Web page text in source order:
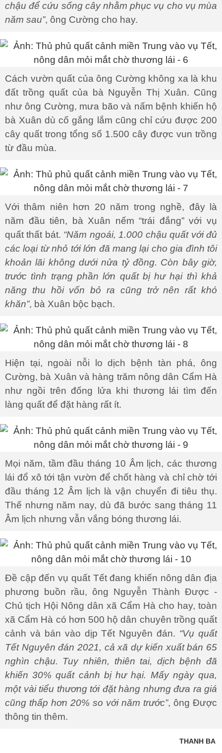
chậu để cứu sống cây nhằm phục vụ cho vụ mùa
năm sau”, ông Cường cho hay.
Cách vườn quất của ông Cường không xa là khu
đất trồng quất của bà Nguyễn Thị Xuân. Cũng
như ông Cường, mưa bão và nấm bệnh khiến hộ
bà Xuân dù cố gắng lắm cũng chỉ cứu được 200
cây quất trong tổng số 1.500 cây được vun trồng
từ đầu mùa.
Với thâm niên hơn 20 năm trong nghề, đây là
năm đầu tiên, bà Xuân nếm “trái đắng” với vụ
quất thất bát. “Năm ngoái, 1.000 chậu quất với đủ
các loại từ nhỏ tới lớn đã mang lại cho gia đình tôi
khoản lãi không dưới nửa tỷ đồng. Còn bây giờ,
trước tình trạng phần lớn quất bị hư hại thì khả
năng thu hồi vốn bỏ ra cũng trở nên rất khó
khăn”, bà Xuân bộc bạch.
Hiện tại, ngoài nỗi lo dịch bệnh tàn phá, ông
Cường, bà Xuân và hàng trăm nông dân Cẩm Hà
như ngồi trên đống lửa khi thương lái tìm đến
làng quất để đặt hàng rất ít.
Mọi năm, tầm đầu tháng 10 Âm lịch, các thương
lái đổ xô tới tận vườn để chốt hàng và chỉ chờ tới
đầu tháng 12 Âm lịch là vận chuyển đi tiêu thụ.
Thế nhưng năm nay, dù đã bước sang tháng 11
Âm lịch nhưng vẫn vắng bóng thương lái.
Đề cập đến vụ quất Tết đang khiến nông dân địa
phương buồn rầu, ông Nguyễn Thành Được -
Chủ tịch Hội Nông dân xã Cẩm Hà cho hay, toàn
xã Cẩm Hà có hơn 500 hộ dân chuyên trồng quất
cảnh và bán vào dịp Tết Nguyên đán. “Vụ quất
Tết Nguyên đán 2021, cả xã dự kiến xuất bán 65
nghìn chậu. Tuy nhiên, thiên tai, dịch bệnh đã
khiến 30% quất cảnh bị hư hại. Mấy ngày qua,
một vài tiểu thương tới đặt hàng nhưng đưa ra giá
cũng thấp hơn 20% so với năm trước”, ông Được
thông tin thêm.
THANH BA